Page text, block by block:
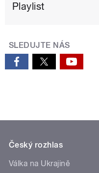
Playlist
SLEDUJTE NÁS
Český rozhlas
Válka na Ukrajině